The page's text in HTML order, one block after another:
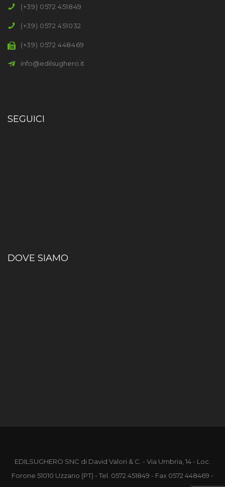
(+39) 0572 451849
(+39) 0572 451032
(+39) 0572 448469
info@edilsughero.it
SEGUICI
DOVE SIAMO
EDILSUGHERO SNC di David Valori & C. - Via Umbria, 14 - Loc.
Forone 51010 Uzzano (PT) - Tel. 0572 451849 - Fax 0572 448469 -